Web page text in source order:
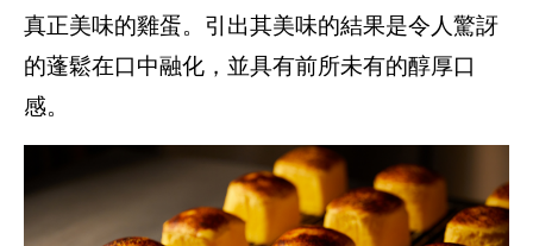
真正美味的雞蛋。引出其美味的結果是令人驚訝
的蓬鬆在口中融化，並具有前所未有的醇厚口
感。